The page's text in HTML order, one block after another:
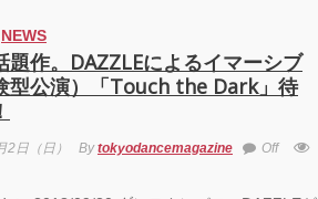
NEWS
題作。DAZZLEによるイマーシブ
型公演）「Touch the Dark」待
日（日） Bytokyodancemagazine
Off